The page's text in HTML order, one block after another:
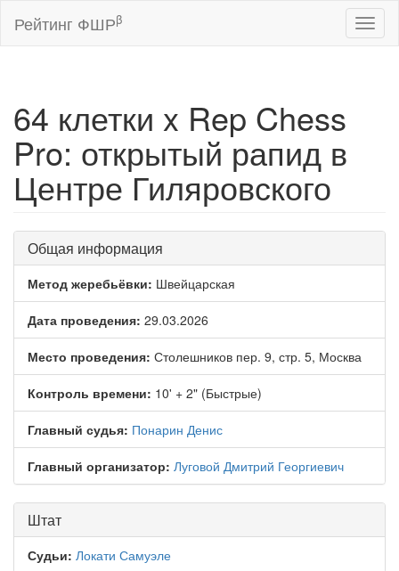
Рейтинг ФШРβ
64 клетки x Rep Chess
Pro: открытый рапид в
Центре Гиляровского
Общая информация
Метод жеребьёвки: Швейцарская
Дата проведения: 29.03.2026
Место проведения: Столешников пер. 9, стр. 5, Москва
Контроль времени: 10' + 2" (Быстрые)
Главный судья: Понарин Денис
Главный организатор: Луговой Дмитрий Георгиевич
Штат
Судьи: Локати Самуэле